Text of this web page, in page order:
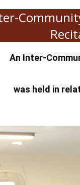
An Inter-
was held in